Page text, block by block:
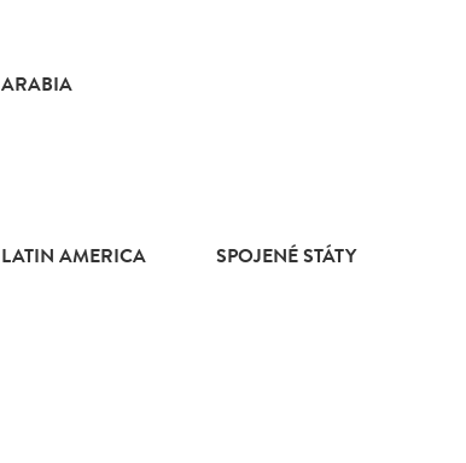
ARABIA
LATIN AMERICA SPOJENÉ STÁTY